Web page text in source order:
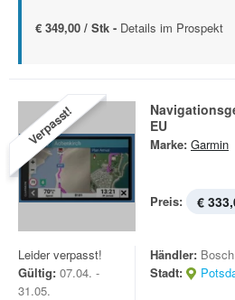
€ 349,00 / Stk - Details im Prospekt
Verpasst!
EU
Marke: Garmin
Preis: €
Leider verpasst!
Gültig: 07.04. -
31.05.
Händler:
Stadt: